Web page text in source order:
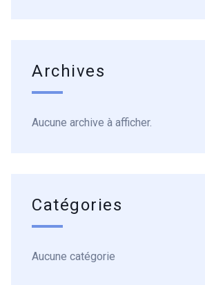
Archives
Aucune archive à afficher.
Catégories
Aucune catégorie